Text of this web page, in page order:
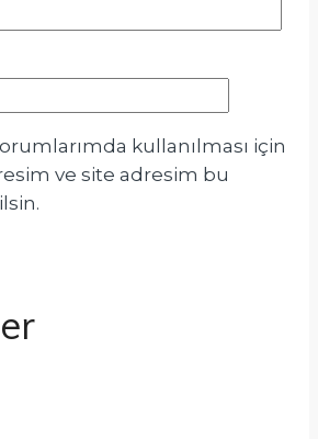
kullanılması için
ve site adresim bu